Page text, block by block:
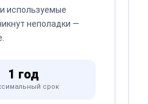
используемые
неполадки —
1 год
срок